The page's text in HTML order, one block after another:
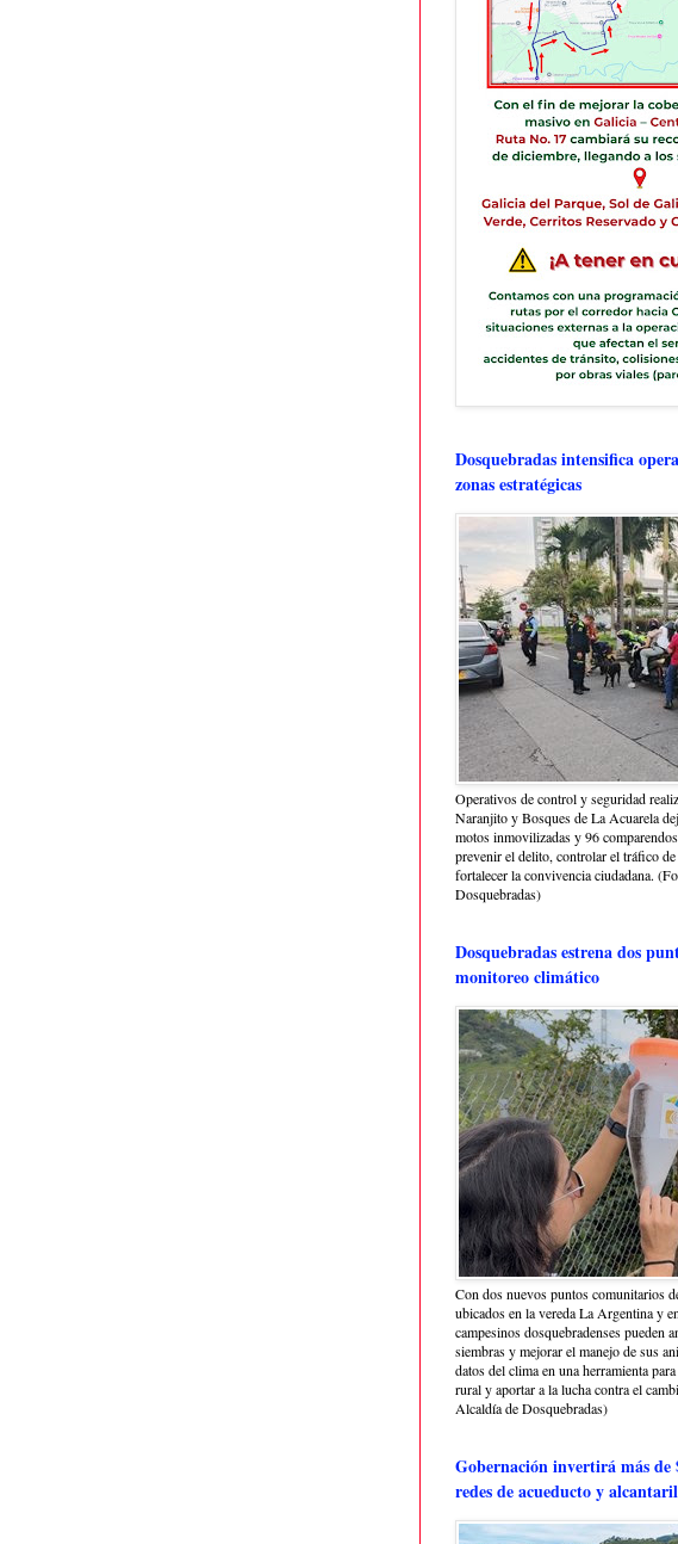
Dosquebradas intensifica
zonas estratégicas
Operativos de control y seguridad
Naranjito y Bosques de La Acuarela
motos inmovilizadas y 96
prevenir el delito, controlar el tráfico de
fortalecer la convivencia ciudadana.
Dosquebradas)
Dosquebradas estrena dos
monitoreo climático
Con dos nuevos puntos comunitarios
ubicados en la vereda La Argentina y
campesinos dosquebradenses pueden
siembras y mejorar el manejo de sus
datos del clima en una herramienta
rural y aportar a la lucha contra el
Alcaldía de Dosquebradas)
Gobernación invertirá más de
redes de acueducto y